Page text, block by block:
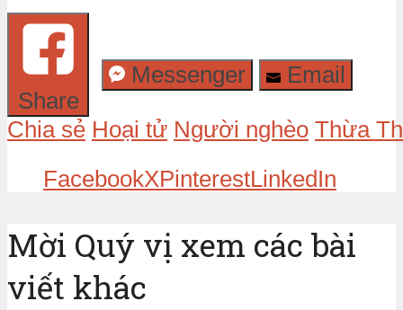
Share
Messenger Email
Chia sẻ Hoại tử Người nghèo Thừa
FacebookXPinterestLinkedIn
Mời Quý vị xem các bài
viết khác